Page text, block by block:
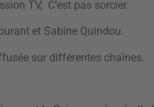
TV, C’est pas sorcier.
et Sabine Quindou.
sur différentes chaînes.